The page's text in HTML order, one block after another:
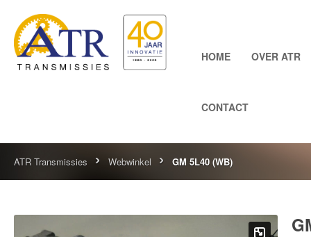
HOME OVER ATR
CONTACT
ATR Transmissies Webwinkel GM 5L40 (WB)